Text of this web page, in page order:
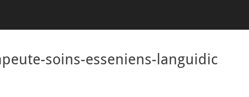
soins-esseniens-languidic